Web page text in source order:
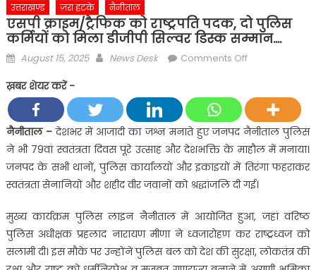
उत्तराखण्ड ज़रा हटके नैनीताल
एसपी क्राइम/ट्रैफिक को राष्ट्रपति पदक, दो पुलिस
कर्मियों को मिला डीजीपी सिल्वर डिस्क सम्मान….
Posted
August 15, 2025 Author
News Desk Comments Offon
ट्रैफिक
को
राष्ट्रपति
पदक,
दो
पुलिस
को
मिला
डीजीपी
सिल्वर
ख़बर शेयर करें -
नैनीताल – देशभर में आजादी का जश्न मनाते हुए जनपद नैनीताल पुलिस
ने भी 79वां स्वतंत्रता दिवस पूरे उत्साह और देशभक्ति के माहौल में मनाया।
जनपद के सभी थानों, पुलिस कार्यालयों और इकाइयों में तिरंगा फहराकर
स्वतंत्रता सेनानियों और शहीद वीर जवानों को श्रद्धांजलि दी गई।
मुख्य कार्यक्रम पुलिस लाइन नैनीताल में आयोजित हुआ, जहां वरिष्ठ
पुलिस अधीक्षक प्रहलाद नारायण मीणा ने ध्वजारोहण कर राष्ट्रध्वज को
सलामी दी। इस मौके पर उन्होंने पुलिस बल को देश की सुरक्षा, लोकतंत्र की